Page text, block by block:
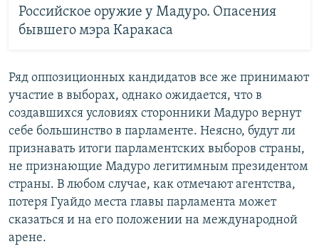
Российское оружие у Мадуро. Опасения
бывшего мэра Каракаса
Ряд оппозиционных кандидатов все же принимают
участие в выборах, однако ожидается, что в
создавшихся условиях сторонники Мадуро вернут
себе большинство в парламенте. Неясно, будут ли
признавать итоги парламентских выборов страны,
не признающие Мадуро легитимным президентом
страны. В любом случае, как отмечают агентства,
потеря Гуайдо места главы парламента может
сказаться и на его положении на международной
арене.